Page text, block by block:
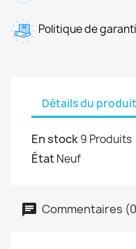
Politique de
Détails du produit
En stock9 Produits
ÉtatNeuf
Commentaires